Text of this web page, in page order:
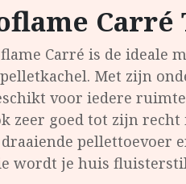
Carré
Carré is de ideale
Met zijn
voor iedere
zeer goed tot zijn
pellettoevoer
wordt je huis